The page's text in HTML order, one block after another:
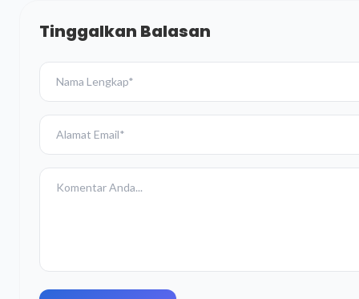
Tinggalkan Balasan